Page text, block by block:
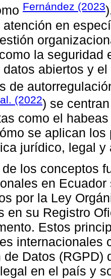
Fernández (2023
atención en
la seguridad
datos abiertos y
de
(2022) se
como el
se aplican
jurídico, legal y
los conceptos
en
por la Ley
en su Registro
Estos
internacionales
de Datos (RGPD)
en el país y